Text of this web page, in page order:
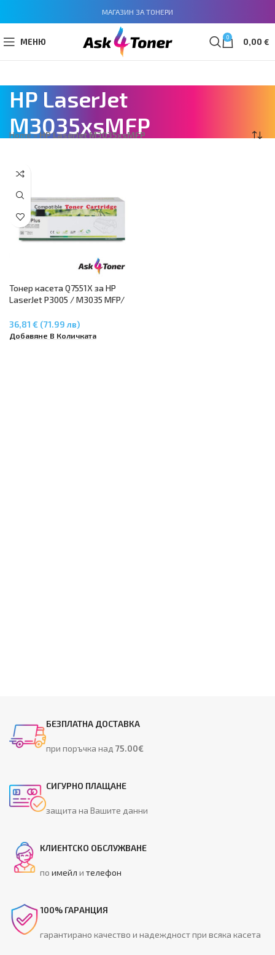
МАГАЗИН ЗА ТОНЕРИ
МЕНЮ 0 0,00 €
HP LaserJet
M3035xsMFP
Home»HP LaserJet M3035xsMFP
Тонер касета Q7551X за HP
LaserJet P3005 / M3035 MFP/
36,81 € (71.99 лв)
Добавяне В Количката
БЕЗПЛАТНА ДОСТАВКА
при поръчка над75.00€
СИГУРНО ПЛАЩАНЕ
защита на Вашите данни
КЛИЕНТСКО ОБСЛУЖВАНЕ
поимейл ителефон
100% ГАРАНЦИЯ
гарантирано качество и надеждност при всяка касета